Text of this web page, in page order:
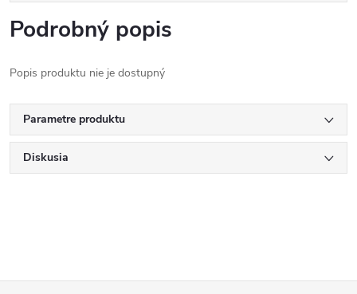
Podrobný popis
Popis produktu nie je dostupný
Parametre produktu
Diskusia